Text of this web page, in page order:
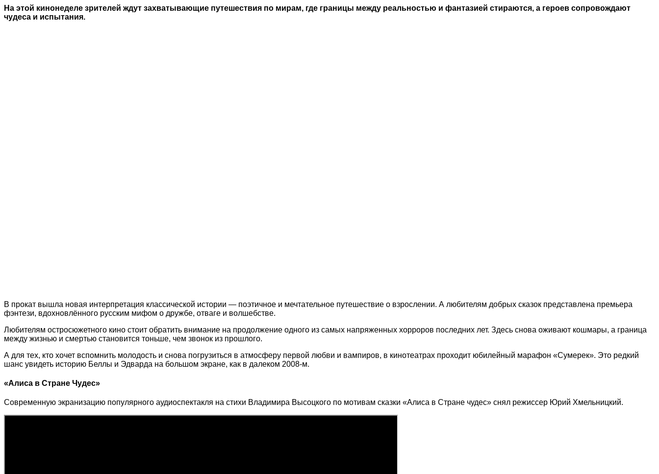
На этой кинонеделе зрителей ждут захватывающие путешествия по мирам, где границы между реальностью и фантазией стираются, а героев сопровождают
чудеса и испытания.
В прокат вышла новая интерпретация классической истории — поэтичное и мечтательное путешествие о взрослении. А любителям добрых сказок представлена премьера
фэнтези, вдохновлённого русским мифом о дружбе, отваге и волшебстве.
Любителям остросюжетного кино стоит обратить внимание на продолжение одного из самых напряженных хорроров последних лет. Здесь снова оживают кошмары, а граница
между жизнью и смертью становится тоньше, чем звонок из прошлого.
А для тех, кто хочет вспомнить молодость и снова погрузиться в атмосферу первой любви и вампиров, в кинотеатрах проходит юбилейный марафон «Сумерек». Это редкий
шанс увидеть историю Беллы и Эдварда на большом экране, как в далеком 2008-м.
«Алиса в Стране Чудес»
Современную экранизацию популярного аудиоспектакля на стихи Владимира Высоцкого по мотивам сказки «Алиса в Стране чудес» снял режиссер Юрий Хмельницкий.